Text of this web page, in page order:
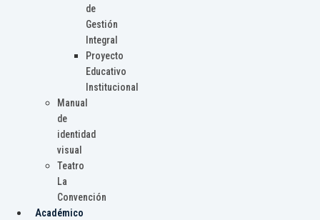
de
Gestión
Integral
Proyecto
Educativo
Institucional
Manual
de
identidad
visual
Teatro
La
Convención
Académico